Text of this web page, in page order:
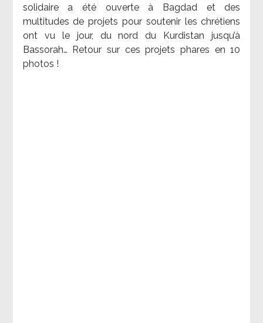
solidaire a été ouverte à Bagdad et des
multitudes de projets pour soutenir les chrétiens
ont vu le jour, du nord du Kurdistan jusqu’à
Bassorah… Retour sur ces projets phares en 10
photos !